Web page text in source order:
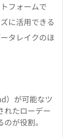
フォームで
に活用できる
タレイクのほ
）が可能なツ
れたローデー
が役割。